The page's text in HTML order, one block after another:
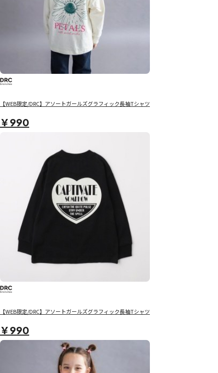
【WEB限定/DRC】アソートガールズグラフィック長袖Tシャツ
￥990
【WEB限定/DRC】アソートガールズグラフィック長袖Tシャツ
￥990